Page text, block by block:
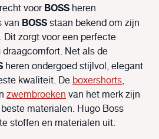
voorBOSS heren
van BOSSstaan bekend om zijn
zorgt voor een perfecte
Net als de
heren ondergoed stijlvol, elegant
kwaliteit. Deboxershorts,
zwembroekenvan het merk zijn
materialen. Hugo Boss
stoffen en materialen uit.